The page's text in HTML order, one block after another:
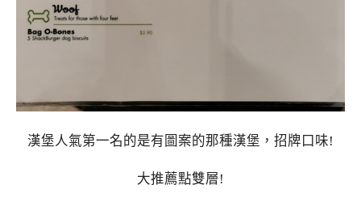
漢堡人氣第一名的是有圖案的那種漢堡，招牌口味!
大推薦點雙層!